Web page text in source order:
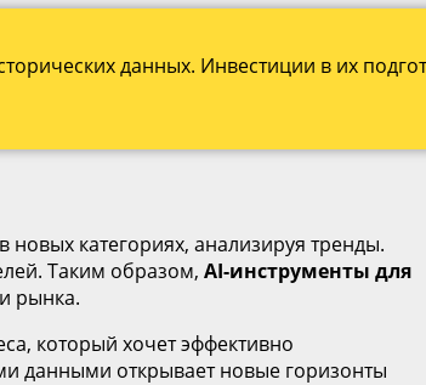
данных. Инвестиции в их
новых категориях, анализируя тренды.
Таким образом, AI-инструменты для
рынка.
который хочет эффективно
данными открывает новые горизонты